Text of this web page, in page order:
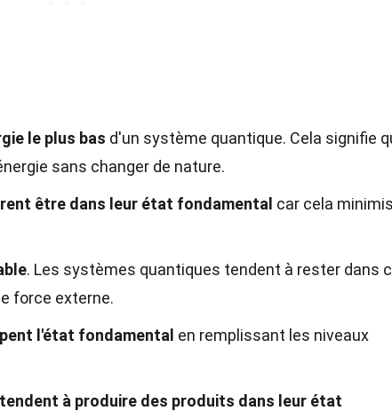
le plus bas d'un système quantique. Cela signifie
sans changer de nature.
être dans leur état fondamental car cela
. Les systèmes quantiques tendent à rester dans
force externe.
l'état fondamental en remplissant les niveaux
à produire des produits dans leur état